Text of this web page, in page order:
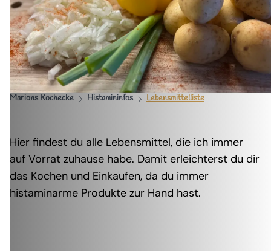
Marions Kochecke Histamininfos Lebensmittelliste
Hier findest du alle Lebensmittel, die ich immer
auf Vorrat zuhause habe. Damit erleichterst du dir
das Kochen und Einkaufen, da du immer
histaminarme Produkte zur Hand hast.